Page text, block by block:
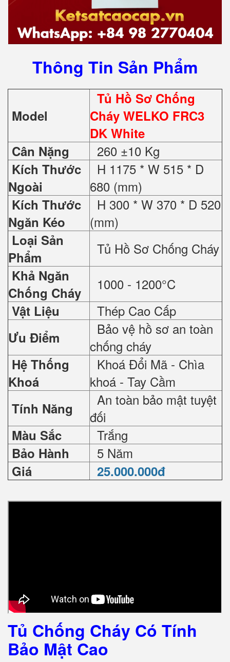
Thông Tin Sản Phẩm
Model
Tủ Hồ Sơ Chống
Cháy WELKO FRC3
DK White
Cân Nặng
260 ±10 Kg
Kích Thước
Ngoài
H 1175 * W 515 * D
680 (mm)
Kích Thước
Ngăn Kéo
H 300 * W 370 * D 520
(mm)
Loại Sản
Phẩm
Tủ Hồ Sơ Chống Cháy
Khả Ngăn
Chống Cháy
1000 - 1200°C
Vật Liệu Thép Cao Cấp
Ưu Điểm
Bảo vệ hồ sơ an toàn
chống cháy
Hệ Thống
Khoá
Khoá Đổi Mã - Chìa
khoá - Tay Cầm
Tính Năng
An toàn bảo mật tuyệt
đối
Màu Sắc Trắng
Bảo Hành 5 Năm
Giá 25.000.000đ
Tủ Chống Cháy Có Tính
Bảo Mật Cao